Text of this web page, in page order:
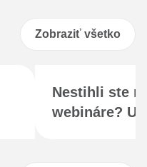
Zobraziť všetko
Nestihli ste
webináre?